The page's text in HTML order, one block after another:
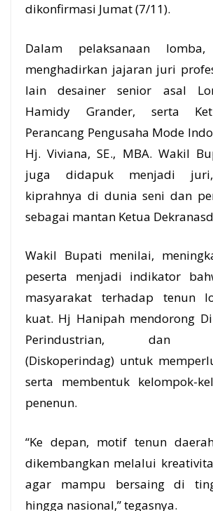
dikonfirmasi Jumat (7/11).
Dalam pelaksanaan lomba,
menghadirkan jajaran juri
lain desainer senior asal
Hamidy Grander, serta
Perancang Pengusaha Mode
Hj. Viviana, SE., MBA. Wakil
juga didapuk menjadi
kiprahnya di dunia seni dan
sebagai mantan Ketua
Wakil Bupati menilai,
peserta menjadi indikator
masyarakat terhadap tenun
kuat. Hj Hanipah mendorong
Perindustrian, dan
(Diskoperindag) untuk
serta membentuk kelompok-
penenun.
“Ke depan, motif tenun
dikembangkan melalui
agar mampu bersaing di
hingga nasional,” tegasnya.